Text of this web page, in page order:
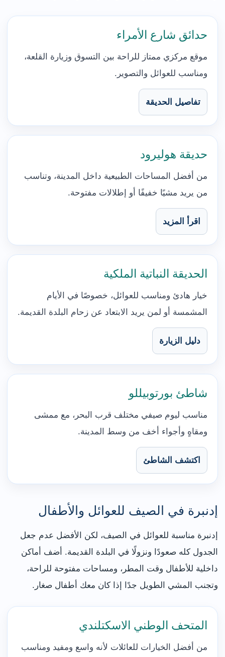
حدائق شارع الأمراء
موقع مركزي ممتاز للراحة بين التسوق وزيارة القلعة،
ومناسب للعوائل والتصوير.
تفاصيل الحديقة
حديقة هوليرود
من أفضل المساحات الطبيعية داخل المدينة، وتناسب
من يريد مشيًا خفيفًا أو إطلالات مفتوحة.
اقرأ المزيد
الحديقة النباتية الملكية
خيار هادئ ومناسب للعوائل، خصوصًا في الأيام
المشمسة أو لمن يريد الابتعاد عن زحام البلدة القديمة.
دليل الزيارة
شاطئ بورتوبيللو
مناسب ليوم صيفي مختلف قرب البحر، مع ممشى
ومقاهٍ وأجواء أخف من وسط المدينة.
اكتشف الشاطئ
إدنبرة في الصيف للعوائل والأطفال
إدنبرة مناسبة للعوائل في الصيف، لكن الأفضل عدم جعل
الجدول كله صعودًا ونزولًا في البلدة القديمة. أضف أماكن
داخلية للأطفال وقت المطر، ومساحات مفتوحة للراحة،
وتجنب المشي الطويل جدًا إذا كان معك أطفال صغار.
المتحف الوطني الاسكتلندي
من أفضل الخيارات للعائلات لأنه واسع ومفيد ومناسب